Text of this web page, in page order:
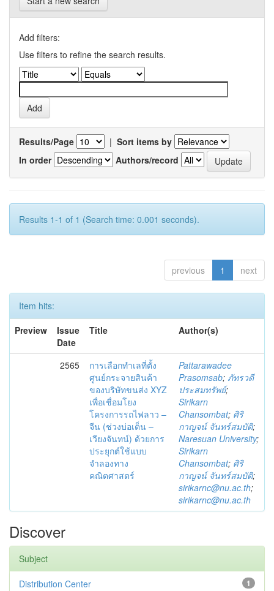
Add filters:
Use filters to refine the search results.
Results/Page | Sort items by
In order
Authors/record
Results 1-1 of 1 (Search time: 0.001 seconds).
previous 1 next
Item hits:
Preview
Issue
Date
Title Author(s)
2565
การเลือกทำเลที่ตั้ง
ศูนย์กระจายสินค้า
ของบริษัทขนส่ง XYZ
เพื่อเชื่อมโยง
โครงการรถไฟลาว –
จีน (ช่วงบ่อเต็น –
เวียงจันทน์) ด้วยการ
ประยุกต์ใช้แบบ
จำลองทาง
คณิตศาสตร์
Pattarawadee
Prasomsab; ภัทรวดี
ประสมทรัพย์;
Sirikarn
Chansombat; ศิริ
กาญจน์ จันทร์สมบัติ;
Naresuan University;
Sirikarn
Chansombat; ศิริ
กาญจน์ จันทร์สมบัติ;
sirikarnc@nu.ac.th;
sirikarnc@nu.ac.th
Discover
Subject
1
Distribution Center